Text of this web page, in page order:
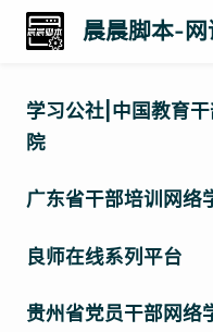
晨晨脚本-
学习公社|中国教育
院
广东省干部培训网络
良师在线系列平台
贵州省党员干部网络